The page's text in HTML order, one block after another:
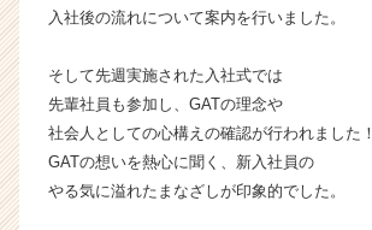
活
イ
ト
チ
ア
キ
ャ
入社後の流れについて案内を行いました。
そして先週実施された入社式では
先輩社員も参加し、GATの理念や
社会人としての心構えの確認が行われました！
GATの想いを熱心に聞く、新入社員の
やる気に溢れたまなざしが印象的でした。